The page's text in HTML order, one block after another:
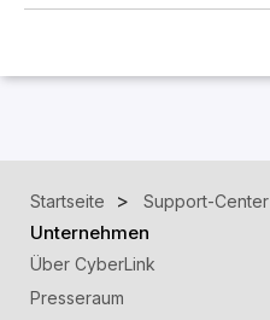
Startseite Support-Center
Unternehmen
Über CyberLink
Presseraum